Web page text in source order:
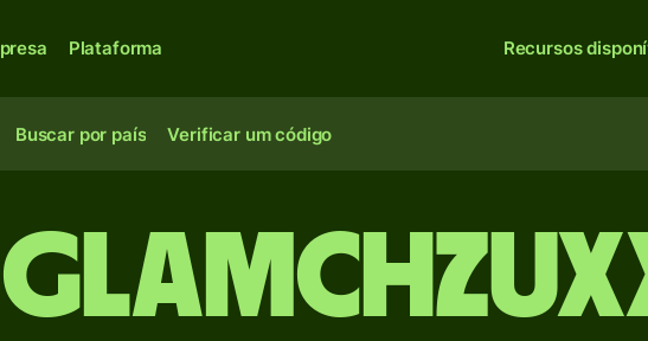
Plataforma Recursos
Buscar por país Verificar um código